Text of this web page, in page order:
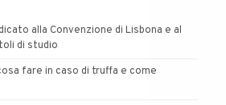
alla Convenzione di Lisbona e al
di studio
fare in caso di truffa e come